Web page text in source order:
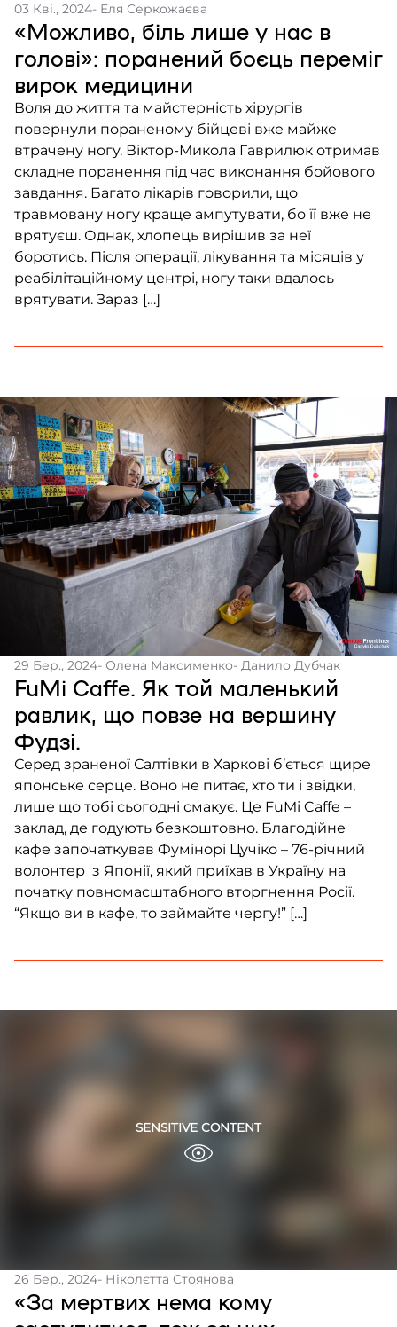
03 Кві., 2024- Еля Серкожаєва
«Можливо, біль лише у нас в
голові»: поранений боєць переміг
вирок медицини
Воля до життя та майстерність хірургів
повернули пораненому бійцеві вже майже
втрачену ногу. Віктор-Микола Гаврилюк отримав
складне поранення під час виконання бойового
завдання. Багато лікарів говорили, що
травмовану ногу краще ампутувати, бо її вже не
врятуєш. Однак, хлопець вирішив за неї
боротись. Після операції, лікування та місяців у
реабілітаційному центрі, ногу таки вдалось
врятувати. Зараз […]
29 Бер., 2024- Олена Максименко- Данило Дубчак
FuMi Caffe. Як той маленький
равлик, що повзе на вершину
Фудзі.
Серед зраненої Салтівки в Харкові б’ється щире
японське серце. Воно не питає, хто ти і звідки,
лише що тобі сьогодні смакує. Це FuMi Caffe –
заклад, де годують безкоштовно. Благодійне
кафе започаткував Фумінорі Цучіко – 76-річний
волонтер з Японії, який приїхав в Україну на
початку повномасштабного вторгнення Росії.
“Якщо ви в кафе, то займайте чергу!” […]
26 Бер., 2024- Ніколєтта Стоянова
«За мертвих нема кому